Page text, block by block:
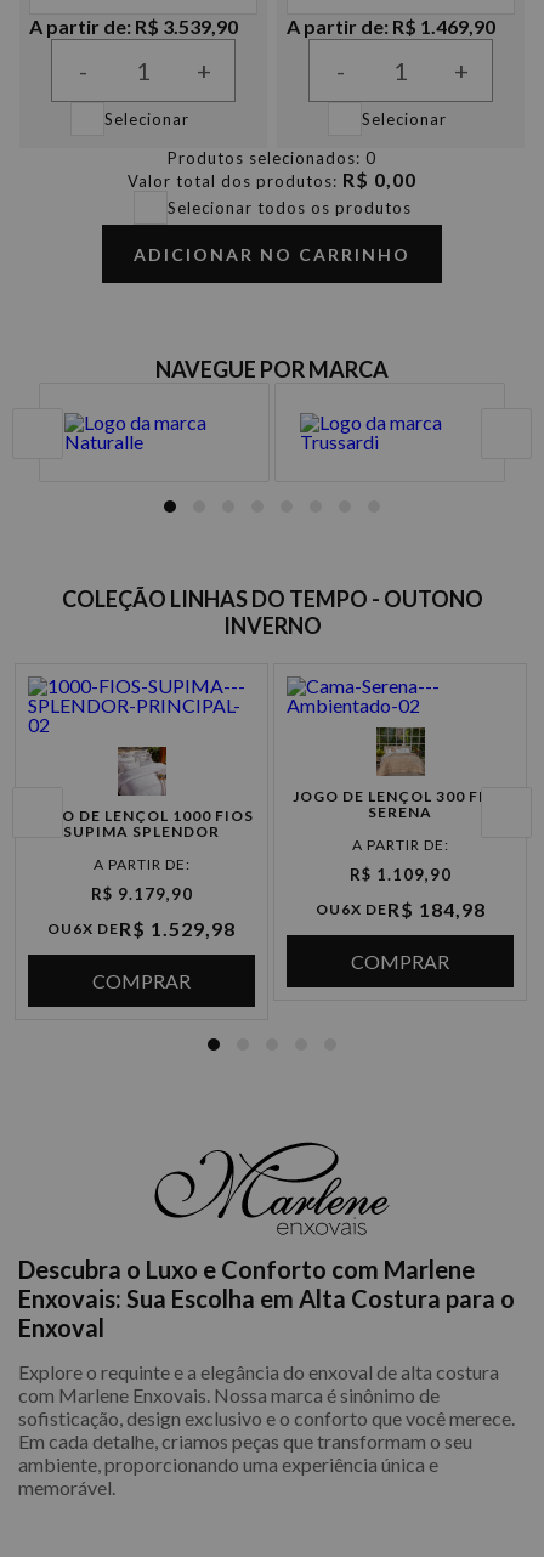
A partir de: R$ 3.539,90
- +
Selecionar
A partir de: R$ 1.469,90
- +
Selecionar
Produtos selecionados: 0
Valor total dos produtos: R$ 0,00
Selecionar todos os produtos
ADICIONAR NO CARRINHO
NAVEGUE POR MARCA
COLEÇÃO LINHAS DO TEMPO - OUTONO
INVERNO
JOGO DE LENÇOL 1000 FIOS
SUPIMA SPLENDOR
R$ 9.179,90
OU 6X DER$ 1.529,98
COMPRAR
JOGO DE LENÇOL 300 FIOS
SERENA
R$ 1.109,90
OU 6X DER$ 184,98
COMPRAR
Descubra o Luxo e Conforto com Marlene
Enxovais: Sua Escolha em Alta Costura para o
Enxoval
Explore o requinte e a elegância do enxoval de alta costura
com Marlene Enxovais. Nossa marca é sinônimo de
sofisticação, design exclusivo e o conforto que você merece.
Em cada detalhe, criamos peças que transformam o seu
ambiente, proporcionando uma experiência única e
memorável.